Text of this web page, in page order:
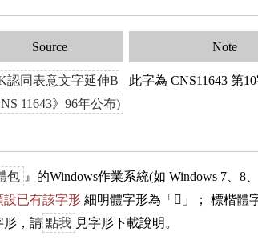
Source
認同表意文字延伸B
11643》96年公布)
Note
此字為 CNS11643 第
包 』的Windows作業系統(如 Windows 7、8
設已有該字形 細明體字形為「 𣫷 」； 標楷體
形，請 點我 見字形下載說明。